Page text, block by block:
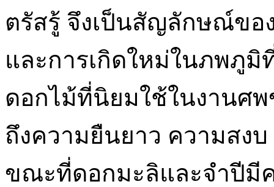
ตรัสรู้ จึงเป็นสัญลักษณ์ขอ
และการเกิดใหม่ในภพภู
ดอกไม้ที่นิยมใช้ในงานศ
ถึงความยืนยาว ความสง
ขณะที่ดอกมะลิและจำปีมี